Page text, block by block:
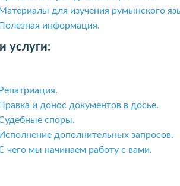
для изучения румынского
информация.
услуги:
Репатриация.
Правка и донос документов в досье.
споры.
Исполнение дополнительных запросов.
чего мы начинаем работу с вами.